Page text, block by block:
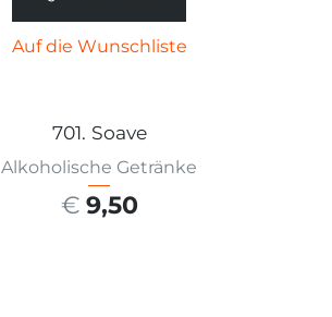
Auf die Wunschliste
701. Soave
Alkoholische Getränke
€ 9,50